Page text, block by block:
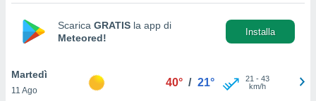
la
nella
Scarica GRATIS la app di
Meteored!
Installa
Martedì
11 Ago
40° / 21° 21 - 43
km/h